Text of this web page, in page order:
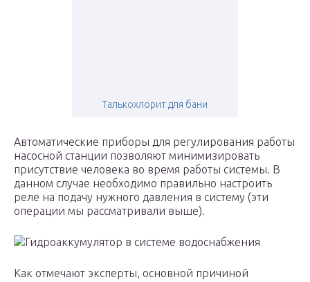
Талькохлорит для бани
Автоматические приборы для регулирования работы
насосной станции позволяют минимизировать
присутствие человека во время работы системы. В
данном случае необходимо правильно настроить
реле на подачу нужного давления в систему (эти
операции мы рассматривали выше).
Гидроаккумулятор в системе водоснабжения
Как отмечают эксперты, основной причиной